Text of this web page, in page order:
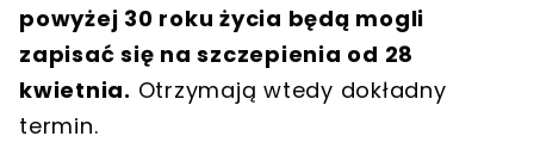
powyżej 30 roku życia będą mogli
zapisać się na szczepienia od 28
kwietnia. Otrzymają wtedy dokładny
termin.